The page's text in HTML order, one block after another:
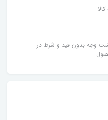
وجه بدون قید و شرط در